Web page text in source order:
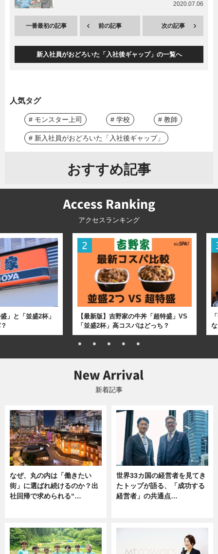
2020.07.06
一番最初の記事 前の記事 次の記事
新入社員がおどろいた「入社後ギャップ」の一覧へ
人気タグ
# モンスター上司 # 学校 # 教師
# 新入社員がおどろいた「入社後ギャップ」
おすすめ記事
アクセスランキング
」と「並盛2杯」
【最新版】吉野家の牛丼「超特盛」VS
「並盛2杯」高コスパはどっち？
新着記事
なぜ、丸の内は「働きたい
街」に選ばれ続けるのか？出
社回帰で求められる“…
世界33カ国の経営者を見てき
たトップが語る、「成功する
経営者」の共通点…